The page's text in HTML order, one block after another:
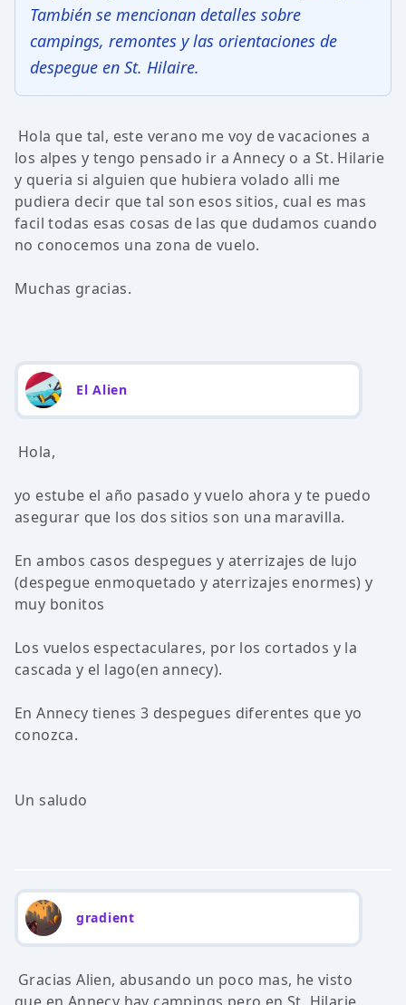
También se mencionan detalles sobre
campings, remontes y las orientaciones de
despegue en St. Hilaire.
Hola que tal, este verano me voy de vacaciones a
los alpes y tengo pensado ir a Annecy o a St. Hilarie
y queria si alguien que hubiera volado alli me
pudiera decir que tal son esos sitios, cual es mas
facil todas esas cosas de las que dudamos cuando
no conocemos una zona de vuelo.
Muchas gracias.
El Alien
Hola,
yo estube el año pasado y vuelo ahora y te puedo
asegurar que los dos sitios son una maravilla.
En ambos casos despegues y aterrizajes de lujo
(despegue enmoquetado y aterrizajes enormes) y
muy bonitos
Los vuelos espectaculares, por los cortados y la
cascada y el lago(en annecy).
En Annecy tienes 3 despegues diferentes que yo
conozca.
Un saludo
gradient
Gracias Alien, abusando un poco mas, he visto